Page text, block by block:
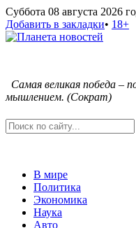
Суббота 08 августа 2026
Добавить в закладки• 18+
Самая великая победа
мышлением. (Сократ)
В мире
Политика
Экономика
Наука
Авто